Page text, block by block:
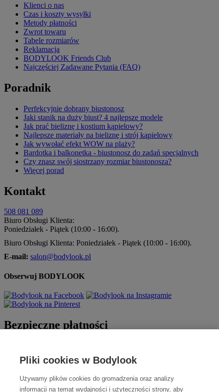
Pliki cookies w Bodylook
Używamy plików cookies do gromadzenia oraz analizy
informacji na temat wydajności i użyteczności strony, aby
Klienci o nas
Czas i koszty wysyłki
Metody płatności
Zwrot towaru
Tabele rozmiarów
Reklamacja
BODYLOOK Friends Club
Najczęściej Zadawane Pytania (FAQ)
Poradnik
Perfekcyjnie dobrany biustonosz
Jaki stanik na duży biust? 4 najlepsze modele
Jak prać bieliznę i kostium kąpielowy?
Najlepsze materiały na bieliznę i strój kąpielowy
Jak wywołać efekt WOW na plaży?
Bardotka i balkonetka - biustonosz do zadań specjalnych
Czy znasz swój siostrzany rozmiar biustonosza?
Więcej porad
Kontakt
508 081 089
Biuro Obsługi Klienta:
Poniedziałek - Piątek (10:00 - 16:00).
Biuro Obsługi Klienta: Poniedziałek - Piątek (10:00 - 16:00).
E-mail: salon@bodylook.pl
Obserwuj BODYLOOK
Bezpieczne płatności